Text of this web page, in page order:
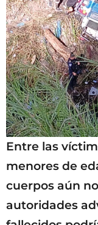
Entre las
menores de
cuerpos aún
autoridades